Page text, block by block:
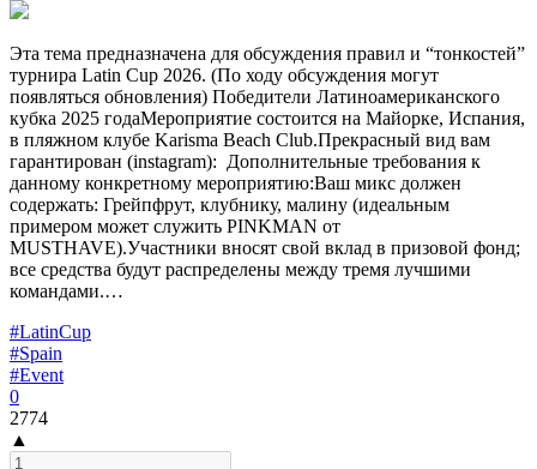
Эта тема предназначена для обсуждения правил и “тонкостей”
турнира Latin Cup 2026. (По ходу обсуждения могут
появляться обновления) Победители Латиноамериканского
кубка 2025 годаМероприятие состоится на Майорке, Испания,
в пляжном клубе Karisma Beach Club.Прекрасный вид вам
гарантирован (instagram): Дополнительные требования к
данному конкретному мероприятию:Ваш микс должен
содержать: Грейпфрут, клубнику, малину (идеальным
примером может служить PINKMAN от
MUSTHAVE).Участники вносят свой вклад в призовой фонд;
все средства будут распределены между тремя лучшими
командами.…
#LatinCup
#Spain
#Event
0
2774
▲